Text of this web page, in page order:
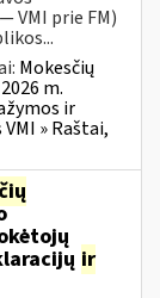
VMI prie FM)
Mokesčių
m.
ir
» Raštai,
ir